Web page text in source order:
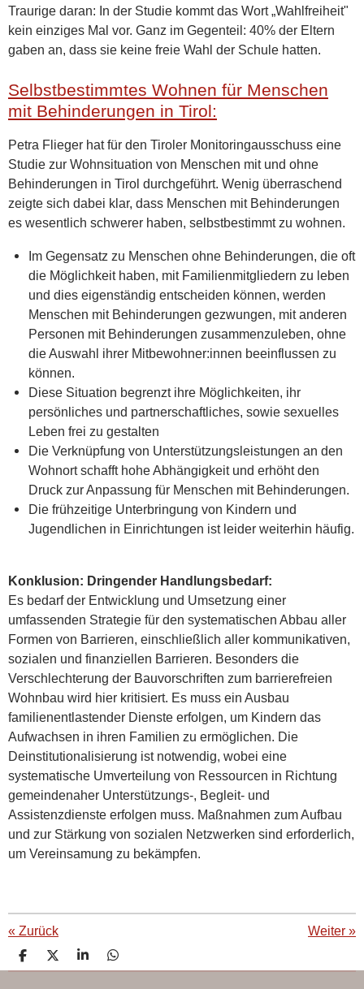
Traurige daran: In der Studie kommt das Wort „Wahlfreiheit"
kein einziges Mal vor. Ganz im Gegenteil: 40% der Eltern
gaben an, dass sie keine freie Wahl der Schule hatten.
Selbstbestimmtes Wohnen für Menschen
mit Behinderungen in Tirol:
Petra Flieger hat für den Tiroler Monitoringausschuss eine
Studie zur Wohnsituation von Menschen mit und ohne
Behinderungen in Tirol durchgeführt. Wenig überraschend
zeigte sich dabei klar, dass Menschen mit Behinderungen
es wesentlich schwerer haben, selbstbestimmt zu wohnen.
Im Gegensatz zu Menschen ohne Behinderungen, die oft
die Möglichkeit haben, mit Familienmitgliedern zu leben
und dies eigenständig entscheiden können, werden
Menschen mit Behinderungen gezwungen, mit anderen
Personen mit Behinderungen zusammenzuleben, ohne
die Auswahl ihrer Mitbewohner:innen beeinflussen zu
können.
Diese Situation begrenzt ihre Möglichkeiten, ihr
persönliches und partnerschaftliches, sowie sexuelles
Leben frei zu gestalten
Die Verknüpfung von Unterstützungsleistungen an den
Wohnort schafft hohe Abhängigkeit und erhöht den
Druck zur Anpassung für Menschen mit Behinderungen.
Die frühzeitige Unterbringung von Kindern und
Jugendlichen in Einrichtungen ist leider weiterhin häufig.
Konklusion: Dringender Handlungsbedarf:
Es bedarf der Entwicklung und Umsetzung einer
umfassenden Strategie für den systematischen Abbau aller
Formen von Barrieren, einschließlich aller kommunikativen,
sozialen und finanziellen Barrieren. Besonders die
Verschlechterung der Bauvorschriften zum barrierefreien
Wohnbau wird hier kritisiert. Es muss ein Ausbau
familienentlastender Dienste erfolgen, um Kindern das
Aufwachsen in ihren Familien zu ermöglichen. Die
Deinstitutionalisierung ist notwendig, wobei eine
systematische Umverteilung von Ressourcen in Richtung
gemeindenaher Unterstützungs-, Begleit- und
Assistenzdienste erfolgen muss. Maßnahmen zum Aufbau
und zur Stärkung von sozialen Netzwerken sind erforderlich,
um Vereinsamung zu bekämpfen.
« Zurück Weiter »
T
e
T
e
T
e
T
e